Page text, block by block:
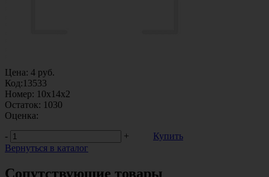
Цена: 4 руб.
Код:13533
Номер: 10х14х2
Остаток: 1030
Оценка:
-
+
Купить
Вернуться в каталог
Сопутствующие товары